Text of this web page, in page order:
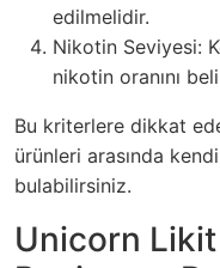
edilmelidir.
Nikotin Seviyesi:
nikotin oranını
Bu kriterlere dikkat
ürünleri arasında
bulabilirsiniz.
Unicorn